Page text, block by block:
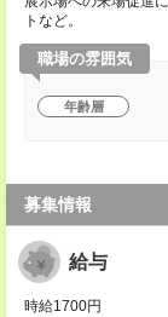
トなど。
職場の雰囲気
年齢層
募集情報
給与
時給1700円